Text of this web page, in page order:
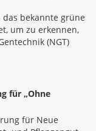
bekannte grüne
um zu erkennen,
(NGT)
für „Ohne
für Neue